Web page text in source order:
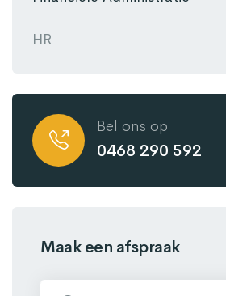
HR
Bel ons op
0468 290 592
Maak een afspraak